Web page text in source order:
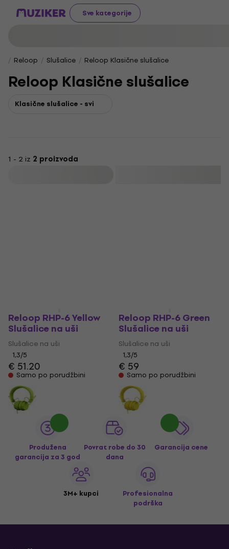
Sve kategorije
Reloop Slušalice Reloop Klasične slušalice
Reloop Klasične slušalice
Klasične slušalice - svi
1 - 2 iz 2 proizvoda
Reloop RHP-6 Yellow
Slušalice na uši
Slušalice na uši
1,3/5
€ 51.20
Samo po porudžbini
Reloop RHP-6 Green
Slušalice na uši
Slušalice na uši
1,3/5
€ 59
Samo po porudžbini
Produžena
garancija za 3 god
Povrat robe do 30
dana
Garancija cene
3M+ kupci
Profesionalna
podrška